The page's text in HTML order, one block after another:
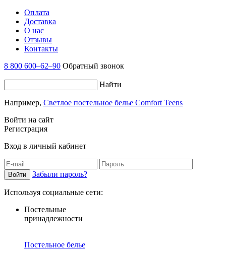
Оплата
Доставка
О нас
Отзывы
Контакты
8 800 600–62–90 Обратный звонок
Найти
Например, Светлое постельное белье Comfort Teens
Войти на сайт
Регистрация
Вход в личный кабинет
Забыли пароль?
Используя социальные сети:
Постельные
принадлежности
Постельное белье